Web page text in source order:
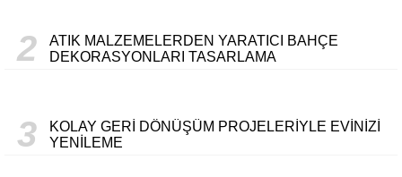
2
ATIK MALZEMELERDEN YARATICI BAHÇE
DEKORASYONLARI TASARLAMA
3
KOLAY GERI DÖNÜŞÜM PROJELERIYLE EVINIZI
YENILEME